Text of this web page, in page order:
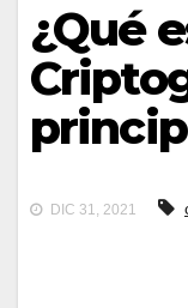
¿Qué
DIC 31, 2021